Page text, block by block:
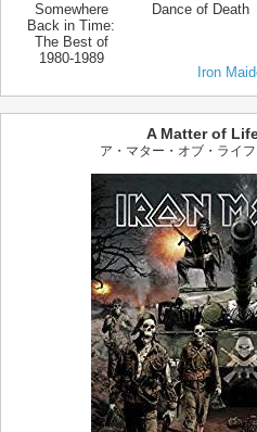
Somewhere
Back in Time:
The Best of
1980-1989
Dance of Death
Iron
A Matter of
ア・マター・オブ・ライ